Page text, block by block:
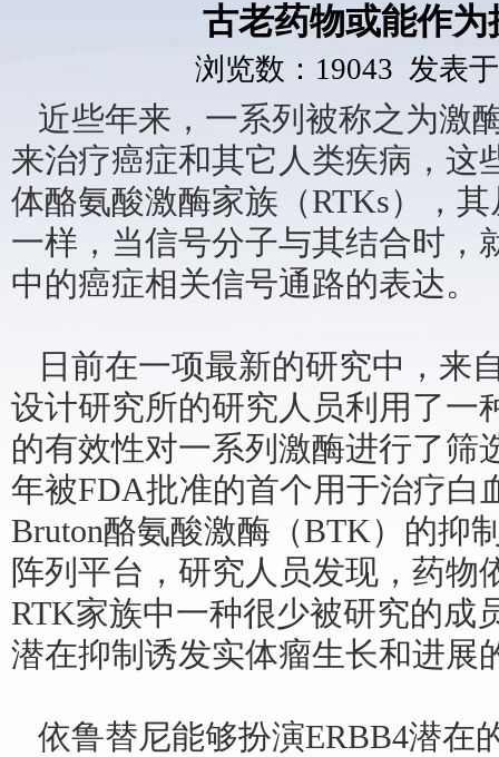
古老药物或能作
浏览数：19043 发表
近些年来，一系列被称之为激
来治疗癌症和其它人类疾病，这
体酪氨酸激酶家族（RTKs），
一样，当信号分子与其结合时，
中的癌症相关信号通路的表达。
日前在一项最新的研究中，来
设计研究所的研究人员利用了一
的有效性对一系列激酶进行了筛
年被FDA批准的首个用于治疗白
Bruton酪氨酸激酶（BTK）的抑
阵列平台，研究人员发现，药物
RTK家族中一种很少被研究的成
潜在抑制诱发实体瘤生长和进展
依鲁替尼能够扮演ERBB4潜在